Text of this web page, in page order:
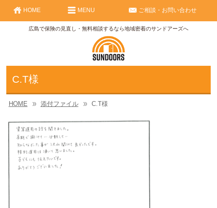
広島で保険の見直し・無料相談するなら地域密着のサンドアーズへ
HOME ご相談・お問い合わせ
MENU
C.T様
HOME 添付ファイル C.T様